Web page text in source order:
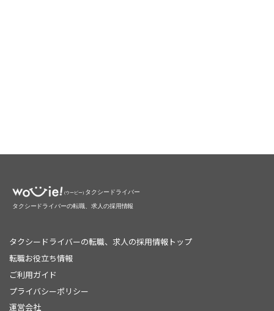
タクシードライバーの転職、求人の採用情報トップ
転職お役立ち情報
ご利用ガイド
プライバシーポリシー
運営会社